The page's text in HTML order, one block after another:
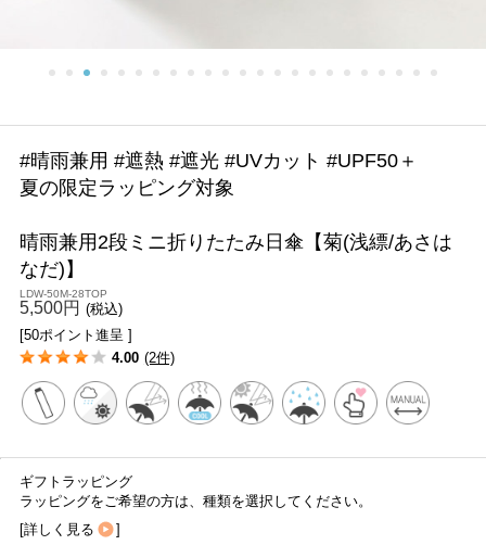
#晴雨兼用 #遮熱 #遮光 #UVカット #UPF50＋
夏の限定ラッピング対象
晴雨兼用2段ミニ折りたたみ日傘【菊(浅縹/あさは
なだ)】
LDW-50M-28TOP
5,500円 (税込)
[50ポイント進呈 ]
4.00 (2件)
ギフトラッピング
ラッピングをご希望の方は、種類を選択してください。
[詳しく見る ]